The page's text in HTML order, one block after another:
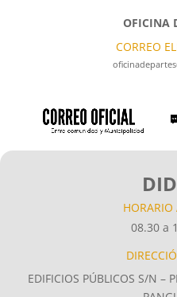
OFICINA
CORREO
08.30 a
EDIFICIOS PÚBLICOS S/N –